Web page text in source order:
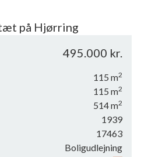
på Hjørring
til 1. sal, badeværelse med bruser,
På 1. sal er der reposrum,
495.000 kr.
115 m2
115 m2
514m2
1939
17463
Boligudlejning